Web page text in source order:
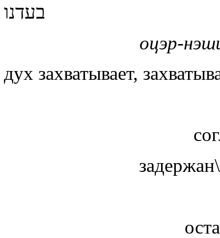
בעדנו
оцэр-
дух захватывает,